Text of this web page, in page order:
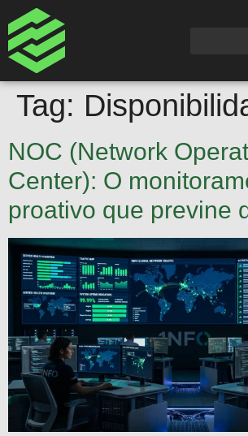
Tag:
NOC (Network
Center): O
proativo que previne